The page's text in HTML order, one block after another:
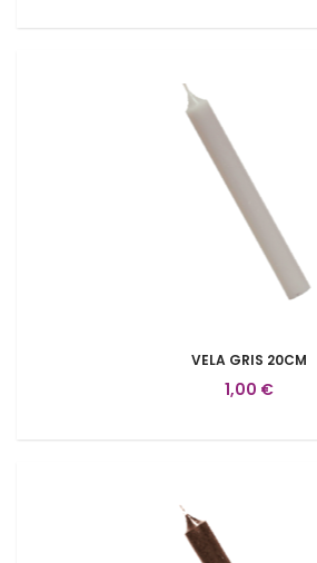
VELA GRIS 20CM
1,00 €